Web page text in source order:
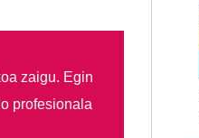
zaigu. Egin
profesionala